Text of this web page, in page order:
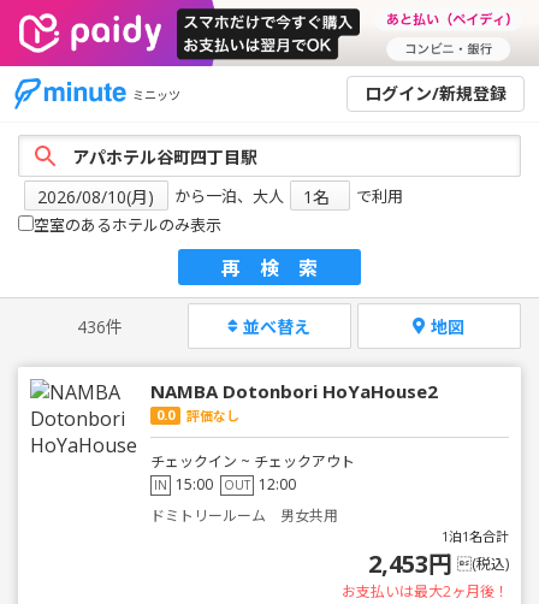
ミニッツ ログイン/新規登録
から一泊、大人
で利用
空室のあるホテルのみ表示
再検索
436件 並べ替え 地図
NAMBA Dotonbori HoYaHouse2
0.0 評価なし
チェックイン ~ チェックアウト
IN 15:00 OUT 12:00
ドミトリールーム 男女共用
1泊1名合計
2,453円 (税込)
お支払いは最大2ヶ月後！